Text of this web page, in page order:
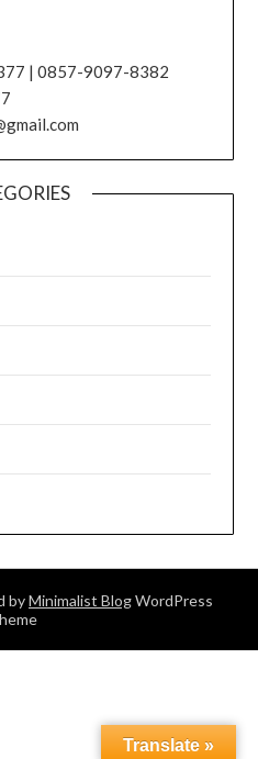
| 0857-9097-8382
byMinimalist BlogWordPress
Translate »